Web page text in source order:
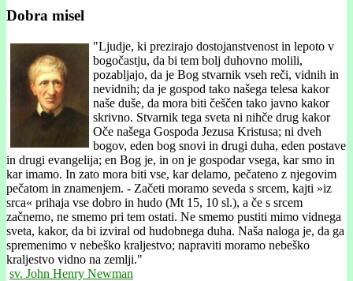
Dobra misel
"Ljudje, ki prezirajo dostojanstvenost in lepoto v
bogočastju, da bi tem bolj duhovno molili,
pozabljajo, da je Bog stvarnik vseh reči, vidnih in
nevidnih; da je gospod tako našega telesa kakor
naše duše, da mora biti češčen tako javno kakor
skrivno. Stvarnik tega sveta ni nihče drug kakor
Oče našega Gospoda Jezusa Kristusa; ni dveh
bogov, eden bog snovi in drugi duha, eden postave
in drugi evangelija; en Bog je, in on je gospodar vsega, kar smo in
kar imamo. In zato mora biti vse, kar delamo, pečateno z njegovim
pečatom in znamenjem. - Začeti moramo seveda s srcem, kajti »iz
srca« prihaja vse dobro in hudo (Mt 15, 10 sl.), a če s srcem
začnemo, ne smemo pri tem ostati. Ne smemo pustiti mimo vidnega
sveta, kakor, da bi izviral od hudobnega duha. Naša naloga je, da ga
spremenimo v nebeško kraljestvo; napraviti moramo nebeško
kraljestvo vidno na zemlji."
sv. John Henry Newman